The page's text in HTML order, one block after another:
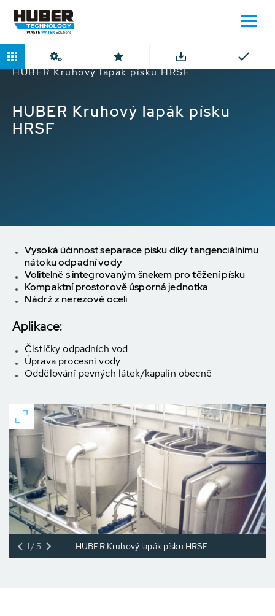
Domů Produkty
Kruhové lapáky písku
HUBER Kruhový lapák písku HRSF
HUBER Kruhový lapák písku
HRSF
Vysoká účinnost separace písku díky tangenciálnímu
nátoku odpadní vody
Volitelně s integrovaným šnekem pro těžení písku
Kompaktní prostorově úsporná jednotka
Nádrž z nerezové oceli
Aplikace:
Čističky odpadních vod
Úprava procesní vody
Oddělování pevných látek/kapalin obecně
HUBER Kruhový lapák písku HRSF
1/5